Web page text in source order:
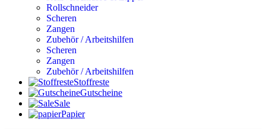
Rollschneider
Scheren
Zangen
Zubehör / Arbeitshilfen
Scheren
Zangen
Zubehör / Arbeitshilfen
Stoffreste
Gutscheine
Sale
Papier